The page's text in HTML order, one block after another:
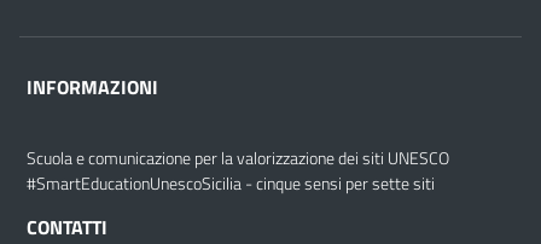
INFORMAZIONI
Scuola e comunicazione per la valorizzazione dei siti UNESCO
#SmartEducationUnescoSicilia - cinque sensi per sette siti
CONTATTI